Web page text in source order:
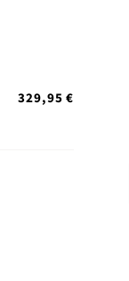
329,95 €